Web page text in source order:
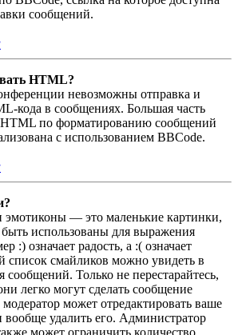
сообщений.
HTML?
невозможны отправка и
кода в сообщениях. Большая часть
по форматированию сообщений
с использованием BBCode.
— это маленькие картинки,
использованы для выражения
:) означает радость, а :( означает
список смайликов можно увидеть в
сообщений. Только не перестарайтесь,
легко могут сделать сообщение
может отредактировать ваше
удалить его. Администратор
может ограничить количество